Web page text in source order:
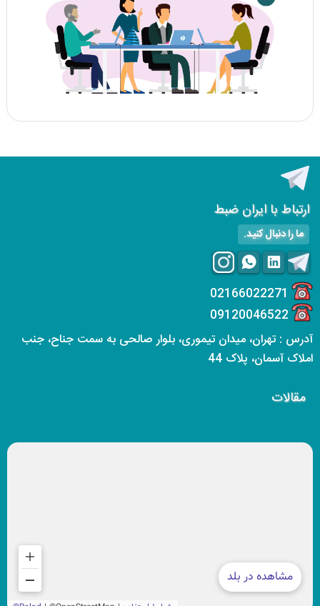
ارتباط با ایران ضبط
ما را دنبال کنید.
02166022271
09120046522
آدرس : تهران، میدان تیموری، بلوار صالحی به سمت جناح، جنب
املاک آسمان، پلاک 44
مقالات